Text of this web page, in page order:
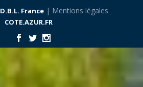
D.B.L. France| Mentions légales
COTE.AZUR.FR